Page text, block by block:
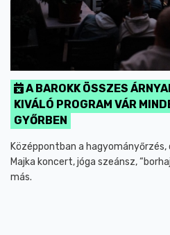
A BAROKK ÖSSZES
KIVÁLÓ PROGRAM VÁR
GYŐRBEN
Középpontban a hagyományőrzés,
Majka koncert, jóga szeánsz,
más.